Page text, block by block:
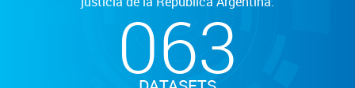
063